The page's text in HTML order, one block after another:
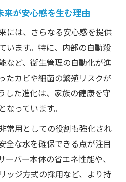
道水の課題はどう変わる
来が安心感を生む理由
には、さらなる安心感を提供
います。特に、内部の自動殺
など、衛生管理の自動化が進
たカビや細菌の繁殖リスクが
した進化は、家族の健康を守
っています。
常用としての役割も強化され
全な水を確保できる点が注目
バー本体の省エネ性能や、
ッジ方式の採用など、より持